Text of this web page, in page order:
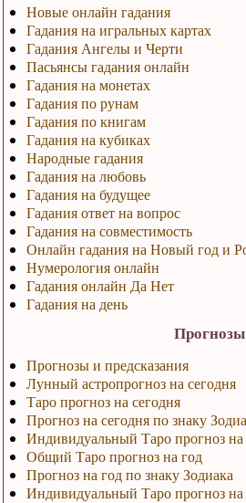
Новые онлайн гадания
Гадания на игральных картах
Гадания Ангелы и Черти
Пасьянсы гадания онлайн
Гадания на монетах
Гадания по рунам
Гадания по книгам
Гадания на кубиках
Народные гадания
Гадания на любовь
Гадания на будущее
Гадания ответ на вопрос
Гадания на совместимость
Онлайн гадания на Новый год и
Нумерология онлайн
Гадания онлайн Да Нет
Гадания на день
Прогнозы
Прогнозы и предсказания
Лунный астропрогноз на сегодня
Таро прогноз на сегодня
Прогноз на сегодня по знаку
Индивидуальный Таро прогноз на
Общий Таро прогноз на год
Прогноз на год по знаку Зодиака
Индивидуальный Таро прогноз на